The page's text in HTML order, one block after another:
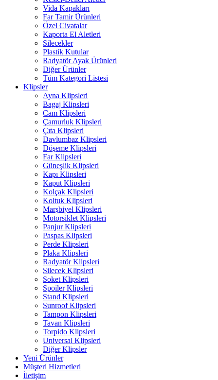
Vida Kapakları
Far Tamir Ürünleri
Özel Civatalar
Kaporta El Aletleri
Silecekler
Plastik Kutular
Radyatör Ayak Ürünleri
Diğer Ürünler
Tüm Kategori Listesi
Klipsler
Ayna Klipsleri
Bagaj Klipsleri
Cam Klipsleri
Çamurluk Klipsleri
Çıta Klipsleri
Davlumbaz Klipsleri
Döşeme Klipsleri
Far Klipsleri
Güneşlik Klipsleri
Kapı Klipsleri
Kaput Klipsleri
Kolçak Klipsleri
Koltuk Klipsleri
Marşbiyel Klipsleri
Motorsiklet Klipsleri
Panjur Klipsleri
Paspas Klipsleri
Perde Klipsleri
Plaka Klipsleri
Radyatör Klipsleri
Silecek Klipsleri
Soket Klipsleri
Spoiler Klipsleri
Stand Klipsleri
Sunroof Klipsleri
Tampon Klipsleri
Tavan Klipsleri
Torpido Klipsleri
Universal Klipsleri
Diğer Klipsler
Yeni Ürünler
Müşteri Hizmetleri
İletişim